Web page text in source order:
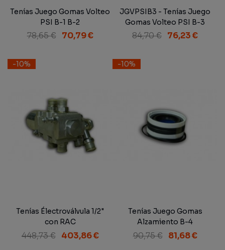
Tenías Juego Gomas Volteo
PSI B-1 B-2
78,65 € 70,79 €
JGVPSIB3 - Tenías Juego
Gomas Volteo PSI B-3
84,70 € 76,23 €
-10%
Tenías Électroválvula 1/2"
con RAC
448,73 € 403,86 €
-10%
Tenías Juego Gomas
Alzamiento B-4
90,75 € 81,68 €